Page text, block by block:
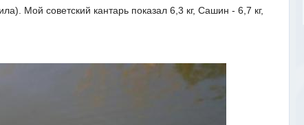
Мой советский кантарь показал 6,3 кг, Сашин - 6,7 кг,